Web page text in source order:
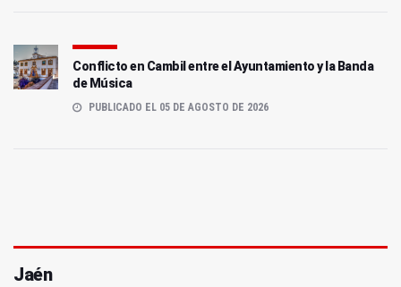
Conflicto en Cambil entre el Ayuntamiento y la Banda
de Música
PUBLICADO EL 05 DE AGOSTO DE 2026
Jaén